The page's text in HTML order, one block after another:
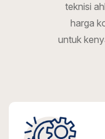
teknisi
harga
untuk